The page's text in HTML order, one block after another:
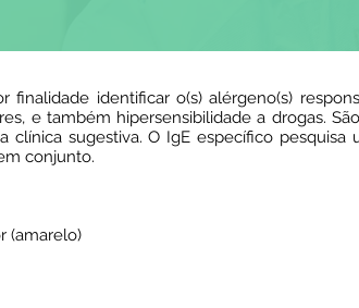
identificar o(s) alérgeno(s)
e também hipersensibilidade a drogas.
sugestiva. O IgE específico
conjunto.
(amarelo)